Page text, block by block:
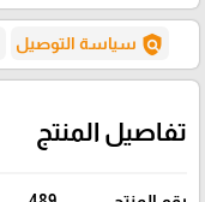
policy سياسة التوصيل
تفاصيل المنتج